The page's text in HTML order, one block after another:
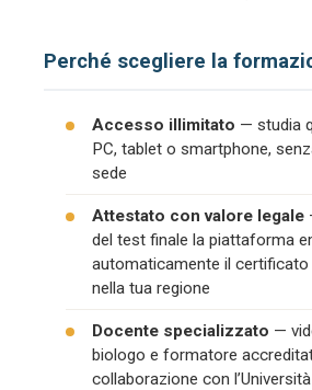
Perché scegliere la
Accesso illimitato — studia
PC, tablet o smartphone,
sede
Attestato con valore legale
del test finale la piattaforma
automaticamente il certificato
nella tua regione
Docente specializzato —
biologo e formatore
collaborazione con